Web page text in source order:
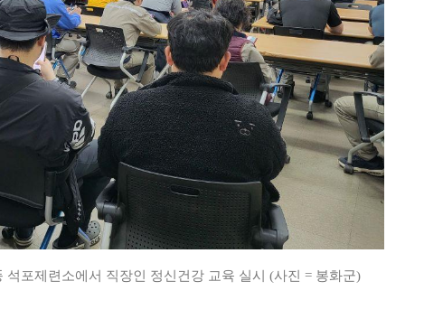
석포제련소에서 직장인 정신건강 교육 실시 (사진 = 봉화군)